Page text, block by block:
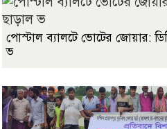
পোস্টাল ব্যালটে ভোটের জোয়ার:
ভ